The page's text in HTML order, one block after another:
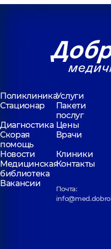
ПоликлиникаУслуги
Стационар
Пакети
послуг
Диагностика Цены
Скорая
помощь
Врачи
Новости
Клиники
Медицинская
библиотека
Контакты
Вакансии
Почта: